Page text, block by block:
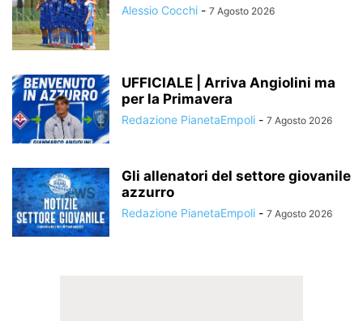
Alessio Cocchi - 7 Agosto 2026
UFFICIALE | Arriva Angiolini ma
per la Primavera
Redazione PianetaEmpoli - 7 Agosto 2026
Gli allenatori del settore giovanile
azzurro
Redazione PianetaEmpoli - 7 Agosto 2026